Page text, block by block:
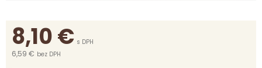
8,10€ s DPH
6,59 € bez DPH